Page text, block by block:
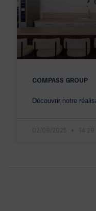
COMPASS GROUP
Découvrir notre
02/09/2025 14:29